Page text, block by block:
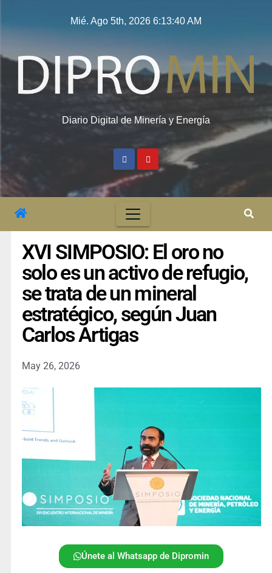
Mié. Ago 5th, 2026 6:13:41 AM
Diario Digital de Minería y Energía
XVI SIMPOSIO: El oro no
solo es un activo de refugio,
se trata de un mineral
estratégico, según Juan
Carlos Artigas
May 26, 2026
Únete al Whatsapp de Dipromin